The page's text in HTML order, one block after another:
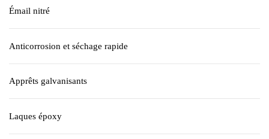
Émail nitré
Anticorrosion et séchage rapide
Apprêts galvanisants
Laques époxy